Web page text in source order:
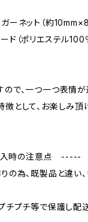
ーネット（約
ド（ポリエステル100
で、一つ一つ表情が
として、お楽しみ頂
時の注意点 -----
の為、既製品と違い
チプチ等で保護し配